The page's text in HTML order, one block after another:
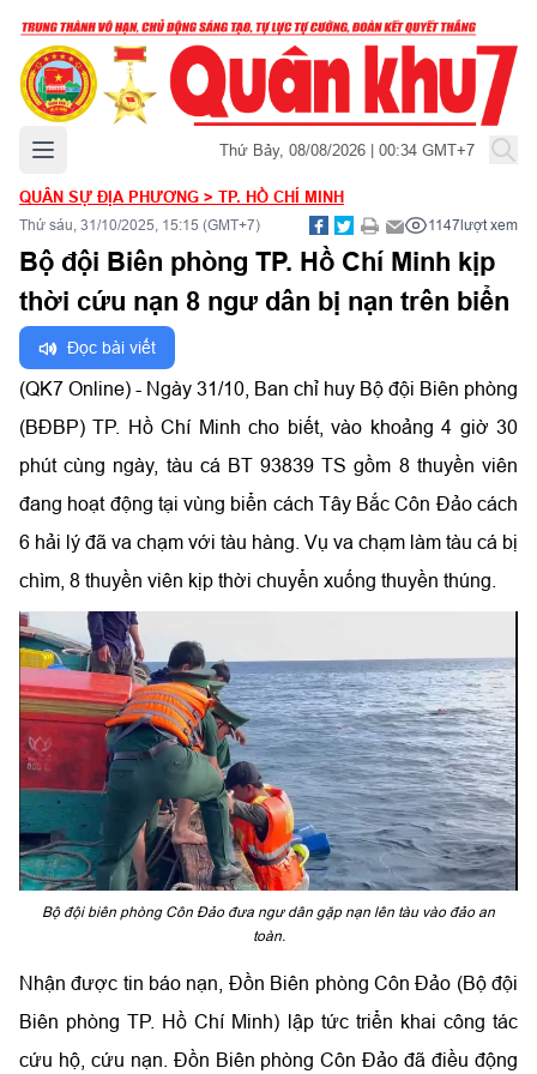
Mở menu chính Thứ Bảy, 08/08/2026 | 00:34 GMT+7
QUÂN SỰ ĐỊA PHƯƠNG > TP. HỒ CHÍ MINH
Thứ sáu, 31/10/2025, 15:15 (GMT+7) 1147lượt xem
Bộ đội Biên phòng TP. Hồ Chí Minh kịp
thời cứu nạn 8 ngư dân bị nạn trên biển
Đọc bài viết
(QK7 Online) - Ngày 31/10, Ban chỉ huy Bộ đội Biên phòng
(BĐBP) TP. Hồ Chí Minh cho biết, vào khoảng 4 giờ 30
phút cùng ngày, tàu cá BT 93839 TS gồm 8 thuyền viên
đang hoạt động tại vùng biển cách Tây Bắc Côn Đảo cách
6 hải lý đã va chạm với tàu hàng. Vụ va chạm làm tàu cá bị
chìm, 8 thuyền viên kịp thời chuyển xuống thuyền thúng.
Bộ đội biên phòng Côn Đảo đưa ngư dân gặp nạn lên tàu vào đảo an
toàn.
Nhận được tin báo nạn, Đồn Biên phòng Côn Đảo (Bộ đội
Biên phòng TP. Hồ Chí Minh) lập tức triển khai công tác
cứu hộ, cứu nạn. Đồn Biên phòng Côn Đảo đã điều động